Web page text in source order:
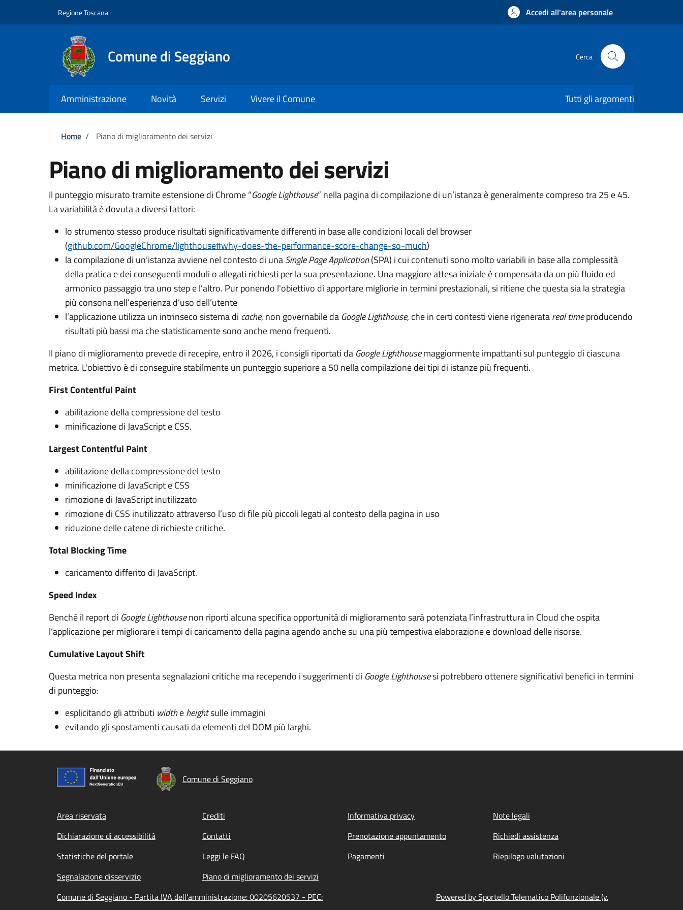
Regione Toscana Accedi all'area personale
Comune di Seggiano Cerca
Amministrazione Novità Servizi Vivere il Comune Tutti gli argomenti
Briciole di pane
Home / Piano di miglioramento dei servizi
Piano di miglioramento dei servizi
Il punteggio misurato tramite estensione di Chrome “Google Lighthouse” nella pagina di compilazione di un’istanza è generalmente compreso tra 25 e 45.
La variabilità è dovuta a diversi fattori:
lo strumento stesso produce risultati significativamente differenti in base alle condizioni locali del browser
(github.com/GoogleChrome/lighthouse#why-does-the-performance-score-change-so-much)
la compilazione di un’istanza avviene nel contesto di unaSingle Page Application(SPA) i cui contenuti sono molto variabili in base alla complessità
della pratica e dei conseguenti moduli o allegati richiesti per la sua presentazione. Una maggiore attesa iniziale è compensata da un più fluido ed
armonico passaggio tra uno step e l’altro. Pur ponendo l'obiettivo di apportare migliorie in termini prestazionali, si ritiene che questa sia la strategia
più consona nell’esperienza d’uso dell’utente
l’applicazione utilizza un intrinseco sistema di cache, non governabile da Google Lighthouse, che in certi contesti viene rigeneratareal timeproducendo
risultati più bassi ma che statisticamente sono anche meno frequenti.
Il piano di miglioramento prevede di recepire, entro il 2026, i consigli riportati da Google Lighthousemaggiormente impattanti sul punteggio di ciascuna
metrica. L'obiettivo è di conseguire stabilmente un punteggio superiore a 50 nella compilazione dei tipi di istanze più frequenti.
First Contentful Paint
abilitazione della compressione del testo
minificazione di JavaScript e CSS.
Largest Contentful Paint
abilitazione della compressione del testo
minificazione di JavaScript e CSS
rimozione di JavaScript inutilizzato
rimozione di CSS inutilizzato attraverso l’uso di file più piccoli legati al contesto della pagina in uso
riduzione delle catene di richieste critiche.
Total Blocking Time
caricamento differito di JavaScript.
Speed Index
Benché il report di Google Lighthousenon riporti alcuna specifica opportunità di miglioramento sarà potenziata l’infrastruttura in Cloud che ospita
l’applicazione per migliorare i tempi di caricamento della pagina agendo anche su una più tempestiva elaborazione e download delle risorse.
Cumulative Layout Shift
Questa metrica non presenta segnalazioni critiche ma recependo i suggerimenti di Google Lighthousesi potrebbero ottenere significativi benefici in termini
di punteggio:
esplicitando gli attributi widtheheightsulle immagini
evitando gli spostamenti causati da elementi del DOM più larghi.
Comune di Seggiano
Footer menu
Area riservata Crediti Informativa privacy
Note legali
Dichiarazione di accessibilità
Contatti Prenotazione appuntamento
Richiedi assistenza
Statistiche del portale
Leggi le FAQ Pagamenti
Riepilogo valutazioni
Segnalazione disservizio
Piano di miglioramento dei servizi
Comune di Seggiano - Partita IVA dell'amministrazione: 00205620537 - PEC:
Powered by Sportello Telematico Polifunzionale (v.